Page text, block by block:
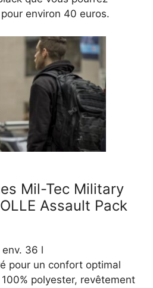
environ 40 euros.
Mil-Tec Military
Assault Pack
36 l
pour un confort optimal
polyester, revêtement